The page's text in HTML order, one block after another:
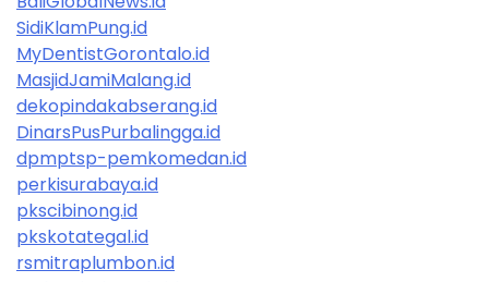
SidiKlamPung.id
MyDentistGorontalo.id
MasjidJamiMalang.id
dekopindakabserang.id
DinarsPusPurbalingga.id
dpmptsp-pemkomedan.id
perkisurabaya.id
pkscibinong.id
pkskotategal.id
rsmitraplumbon.id